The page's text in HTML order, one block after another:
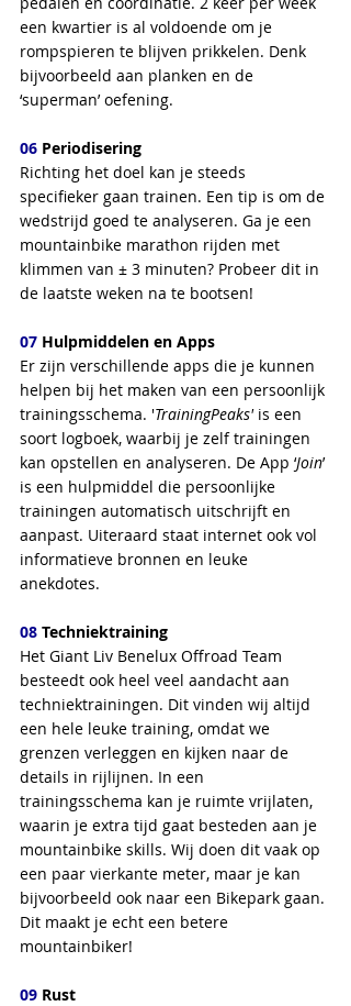
een kwartier is al voldoende om je
rompspieren te blijven prikkelen. Denk
bijvoorbeeld aan planken en de
‘superman’ oefening.
06 Periodisering
Richting het doel kan je steeds
specifieker gaan trainen. Een tip is om de
wedstrijd goed te analyseren. Ga je een
mountainbike marathon rijden met
klimmen van ± 3 minuten? Probeer dit in
de laatste weken na te bootsen!
07 Hulpmiddelen en Apps
Er zijn verschillende apps die je kunnen
helpen bij het maken van een persoonlijk
trainingsschema. 'TrainingPeaks' is een
soort logboek, waarbij je zelf trainingen
kan opstellen en analyseren. De App ‘Join’
is een hulpmiddel die persoonlijke
trainingen automatisch uitschrijft en
aanpast. Uiteraard staat internet ook vol
informatieve bronnen en leuke
anekdotes.
08 Techniektraining
Het Giant Liv Benelux Offroad Team
besteedt ook heel veel aandacht aan
techniektrainingen. Dit vinden wij altijd
een hele leuke training, omdat we
grenzen verleggen en kijken naar de
details in rijlijnen. In een
trainingsschema kan je ruimte vrijlaten,
waarin je extra tijd gaat besteden aan je
mountainbike skills. Wij doen dit vaak op
een paar vierkante meter, maar je kan
bijvoorbeeld ook naar een Bikepark gaan.
Dit maakt je echt een betere
mountainbiker!
09 Rust